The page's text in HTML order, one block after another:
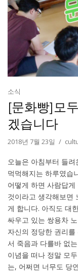
소식
[문화빵]모
겠습니다
2018년 7월 23일
오늘은 아침부터 들
먹먹해지는 하루였습
어떻게 하면 사람답
것이라고 생각해보면
게 합니다. 아직도 대
싸우고 있는 쌍용차
자신의 정당한 권리
서 죽음과 다를바 없
이념을 떠나 정말 모
는, 어쩌면 너무도 당